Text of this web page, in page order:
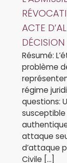
ACTE
Résumé:
problème
régime
questions:
attaque
d’attaque
Civile […]